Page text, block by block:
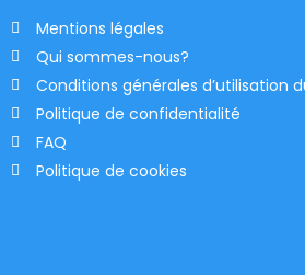
Mentions légales
Qui sommes-nous?
Conditions générales d’utilisation
Politique de confidentialité
FAQ
Politique de cookies